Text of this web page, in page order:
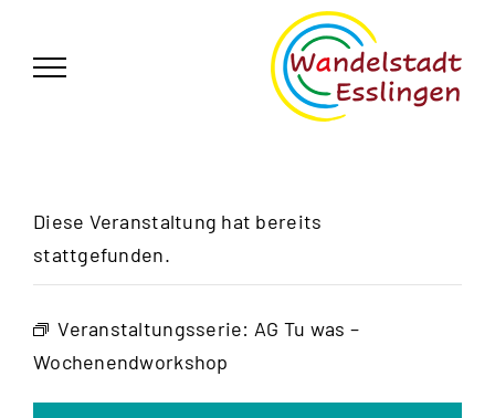
springen
Diese Veranstaltung hat bereits
stattgefunden.
Veranstaltungsserie: AG Tu was –
Wochenendworkshop